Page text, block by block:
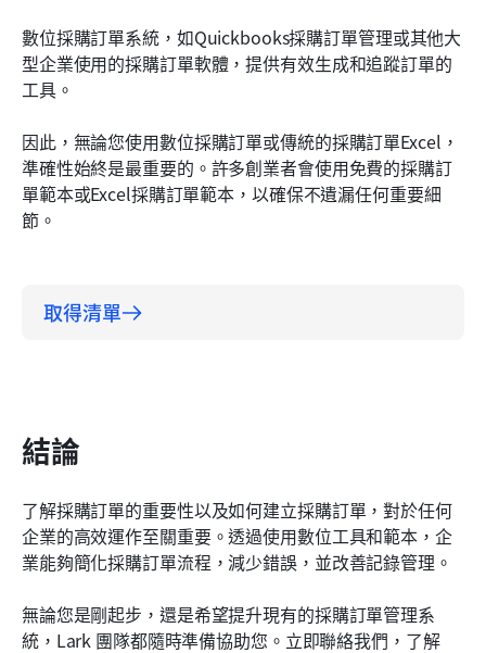
數位採購訂單系統，如Quickbooks採購訂單管理或其他大
型企業使用的採購訂單軟體，提供有效生成和追蹤訂單的
工具。
因此，無論您使用數位採購訂單或傳統的採購訂單Excel，
準確性始終是最重要的。許多創業者會使用免費的採購訂
單範本或Excel採購訂單範本，以確保不遺漏任何重要細
節。
取得清單
結論
了解採購訂單的重要性以及如何建立採購訂單，對於任何
企業的高效運作至關重要。透過使用數位工具和範本，企
業能夠簡化採購訂單流程，減少錯誤，並改善記錄管理。
無論您是剛起步，還是希望提升現有的採購訂單管理系
統，Lark 團隊都隨時準備協助您。立即聯絡我們，了解